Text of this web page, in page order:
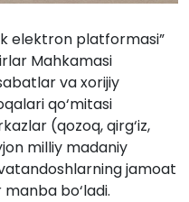
elektron platformasi”
Mahkamasi
va xorijiy
qo‘mitasi
(qozoq, qirg‘iz,
milliy madaniy
jamoat
bo‘ladi.